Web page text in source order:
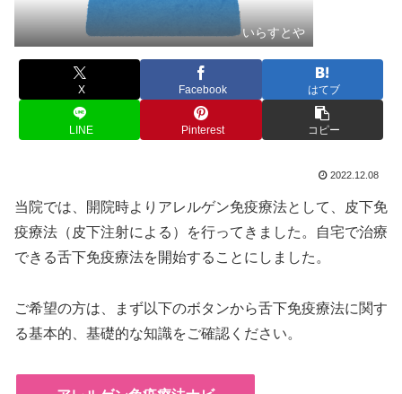
いらすとや
X Facebook はてブ
LINE Pinterest コピー
2022.12.08
当院では、開院時よりアレルゲン免疫療法として、皮下免
疫療法（皮下注射による）を行ってきました。自宅で治療
できる舌下免疫療法を開始することにしました。
ご希望の方は、まず以下のボタンから舌下免疫療法に関す
る基本的、基礎的な知識をご確認ください。